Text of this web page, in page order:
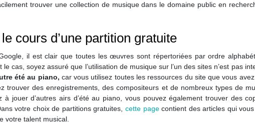
trouver une collection de musique dans le domaine public en
cours d’une partition gratuite
il est clair que toutes les œuvres sont répertoriées par ordre
cas, soyez assuré que l’utilisation de musique sur l’un des sites n’est pas
été au piano, car vous utilisez toutes les ressources du site que vous
trouver des enregistrements, des compositeurs et de nombreux types de
à jouer d’autres airs d’été au piano, vous pouvez également trouver des
votre choix de partitions gratuites, cette pagecontient des articles qui
votre talent musical.